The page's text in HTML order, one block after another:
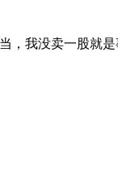
，我没卖一股就